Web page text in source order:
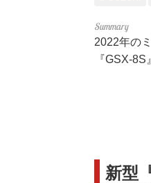
2022年の
『GSX-
新型